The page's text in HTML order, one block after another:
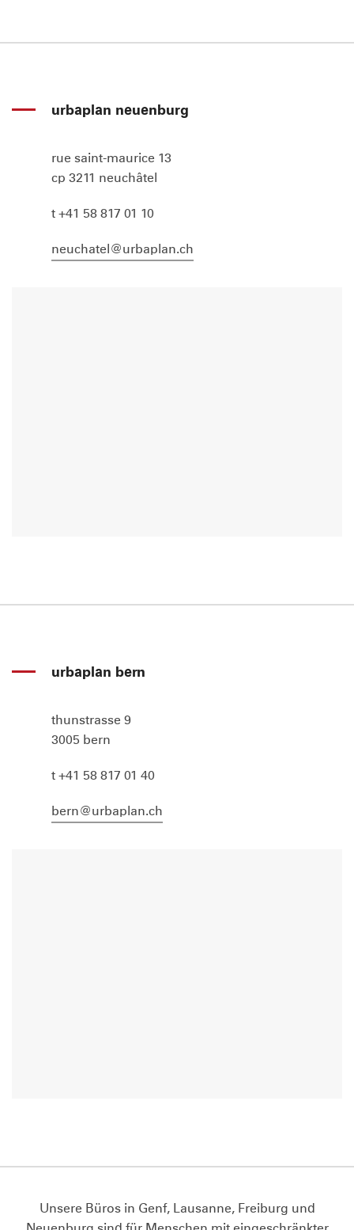
urbaplan neuenburg
rue saint-maurice 13
cp 3211 neuchâtel
t +41 58 817 01 10
neuchatel@urbaplan.ch
urbaplan bern
thunstrasse 9
3005 bern
t +41 58 817 01 40
bern@urbaplan.ch
Unsere Büros in Genf, Lausanne, Freiburg und